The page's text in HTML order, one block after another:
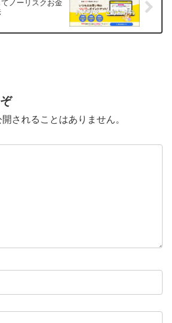
ノーリスクお金
されることはありません。